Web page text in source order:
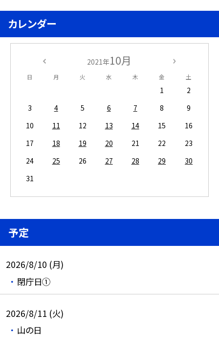
カレンダー
2021年10月
日 月 火 水 木 金 土
1
2
3
4 5 6 7 8
9
10
11 12 13 14 15
16
17
18 19 20 21 22
23
24
25 26 27 28 29
30
31
予定
2026/8/10 (月)
閉庁日①
2026/8/11 (火)
山の日